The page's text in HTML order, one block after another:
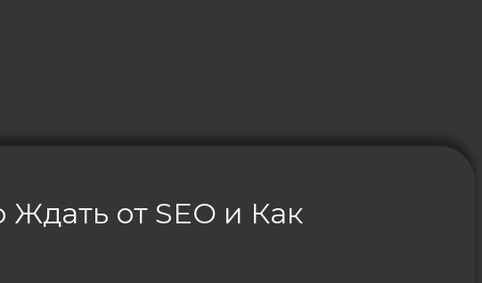
от SEO и Как